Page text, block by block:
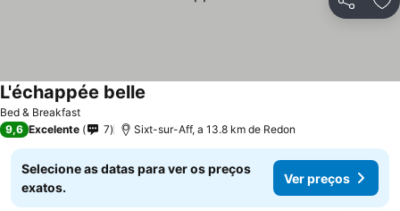
Partilhar
Bed & Breakfast
L'échappée belle
9,6 Excelente 7 Sixt-sur-Aff, a 13.8 km de Redon
Selecione as datas para ver os preços
exatos.
Ver preços